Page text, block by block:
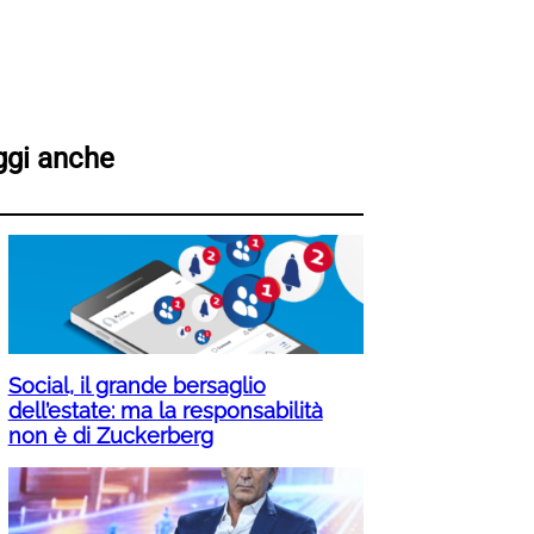
anche
Social, il grande bersaglio
dell’estate: ma la responsabilità
non è di Zuckerberg